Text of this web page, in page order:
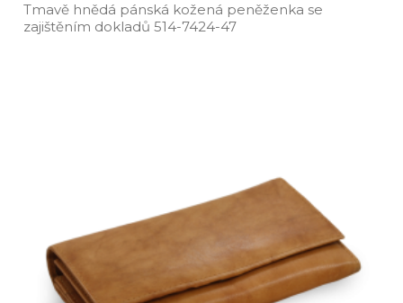
Tmavě hnědá pánská kožená peněženka se
zajištěním dokladů 514­-7424­-47